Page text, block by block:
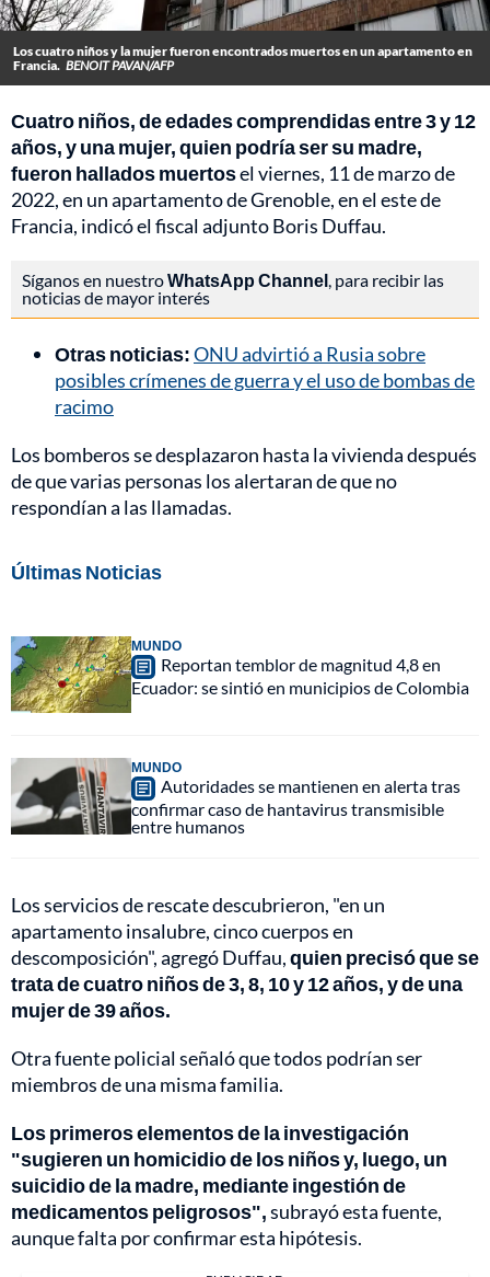
Los cuatro niños y la mujer fueron encontrados muertos en un apartamento en
Francia. BENOIT PAVAN/AFP
Cuatro niños, de edades comprendidas entre 3 y 12
años, y una mujer, quien podría ser su madre,
fueron hallados muertosel viernes, 11 de marzo de
2022, en un apartamento de Grenoble, en el este de
Francia, indicó el fiscal adjunto Boris Duffau.
Síganos en nuestroWhatsApp Channel, para recibir las
noticias de mayor interés
Otras noticias:ONU advirtió a Rusia sobre
posibles crímenes de guerra y el uso de bombas de
racimo
Los bomberos se desplazaron hasta la vivienda después
de que varias personas los alertaran de que no
respondían a las llamadas.
Últimas Noticias
MUNDO
Reportan temblor de magnitud 4,8 en
Ecuador: se sintió en municipios de Colombia
MUNDO
Autoridades se mantienen en alerta tras
confirmar caso de hantavirus transmisible
entre humanos
Los servicios de rescate descubrieron, "en un
apartamento insalubre, cinco cuerpos en
descomposición", agregó Duffau,quien precisó que se
trata de cuatro niños de 3, 8, 10 y 12 años, y de una
mujer de 39 años.
Otra fuente policial señaló que todos podrían ser
miembros de una misma familia.
Los primeros elementos de la investigación
"sugieren un homicidio de los niños y, luego, un
suicidio de la madre, mediante ingestión de
medicamentos peligrosos",subrayó esta fuente,
aunque falta por confirmar esta hipótesis.